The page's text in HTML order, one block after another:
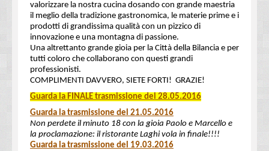
valorizzare la nostra cucina dosando con grande maestria
il meglio della tradizione gastronomica, le materie prime e i
prodotti di grandissima qualità con un pizzico di
innovazione e una montagna di passione.
Una altrettanto grande gioia per la Città della Bilancia e per
tutti coloro che collaborano con questi grandi
professionisti.
COMPLIMENTI DAVVERO, SIETE FORTI! GRAZIE!
Guarda la FINALE trasmissione del 28.05.2016
Guarda la trasmissione del 21.05.2016
Non perdete il minuto 18 con la gioia Paolo e Marcello e
la proclamazione: il ristorante Laghi vola in finale!!!!
Guarda la trasmissione del 19.03.2016